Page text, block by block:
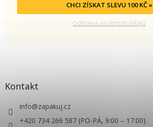
CHCI ZÍSKAT SLEVU 100 KČ »
Ochrana osobních údajů
Kontakt
info@zapakuj.cz
+420 734 266 587 (PO-PÁ, 9:00 – 17:00)